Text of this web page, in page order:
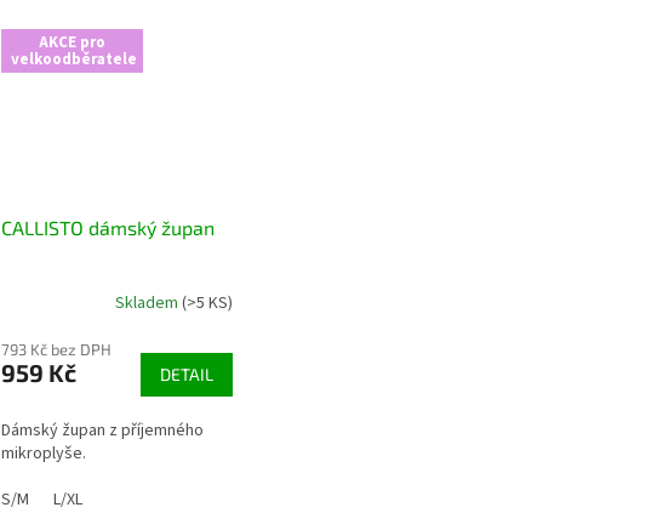
AKCE pro
velkoodběratele
CALLISTO dámský župan
Skladem (>5 KS)
793 Kč bez DPH
959 Kč DETAIL
Dámský župan z příjemného
mikroplyše.
S/M
L/XL